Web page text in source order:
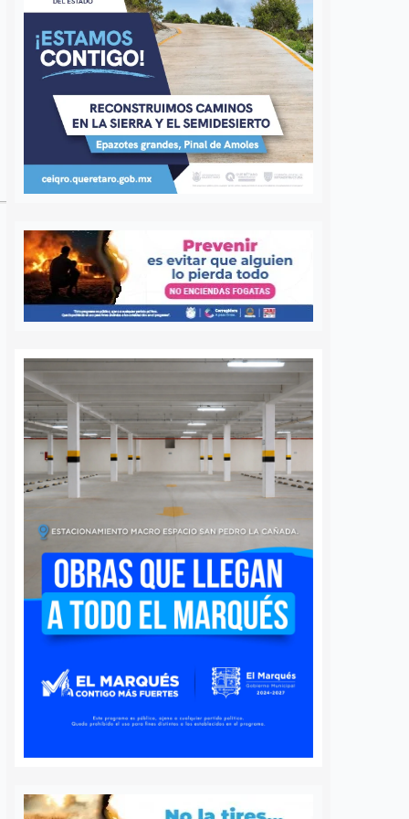
queretano:
representará
en misión
en
6 agosto, 2026
voluntaria Beatriz,
de Ezequiel
que México
Buscará Fiscalía de
Querétaro mantener en
prisión preventiva a
neurocirujano acusado
de agresión sexual
Daniel Rico 6 agosto, 2026
La Fiscalía General del Estado de
todos los recursos legales para
contra del médico neurocirujano